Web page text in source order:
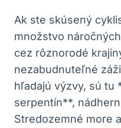
Ak ste skúsený
množstvo
cez rôznorodé
nezabudnuteľné
hľadajú výzvy, sú tu
serpentín**,
Stredozemné more